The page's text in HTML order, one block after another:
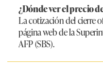
¿Dónde ver el precio
La cotización del cierre
página web de la
AFP (SBS).